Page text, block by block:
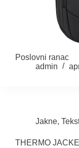
Poslovni ranac
admin
Jakne,
THERMO